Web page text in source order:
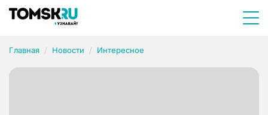
Главная Новости Интересное